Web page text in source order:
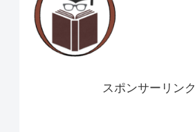
スポンサーリンク